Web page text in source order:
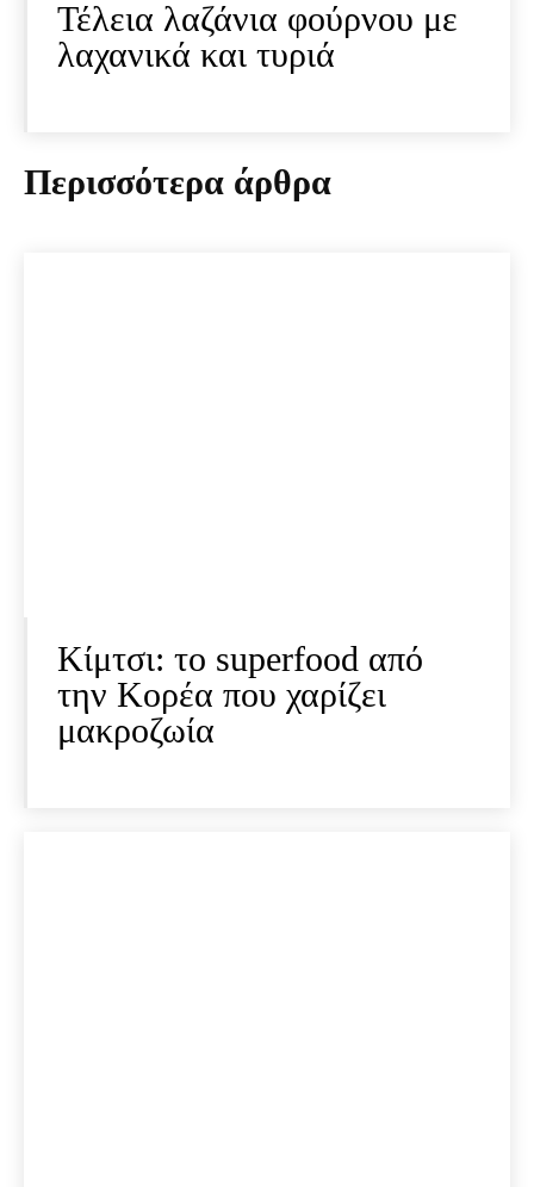
Τέλεια λαζάνια φούρνου με
λαχανικά και τυριά
Περισσότερα άρθρα
Κίμτσι: το superfood από
την Κορέα που χαρίζει
μακροζωία